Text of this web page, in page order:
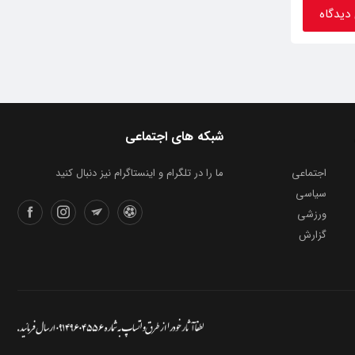
شبکه های اجتماعی
ما را در تلگرام و اینستاگرام نیز دنبال کنید
اجتماعی
سیاسی
ورزشی
گزارش